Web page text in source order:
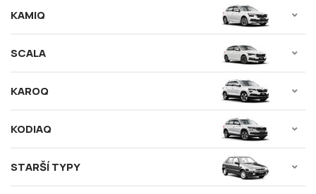
KAMIQ
SCALA
KAROQ
KODIAQ
STARŠÍ TYPY